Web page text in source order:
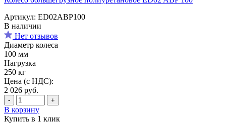
Артикул: ED02ABP100
В наличии
Нет отзывов
Диаметр колеса
100 мм
Нагрузка
250 кг
Цена (с НДС):
2 026 руб.
- +
В корзину
Купить в 1 клик